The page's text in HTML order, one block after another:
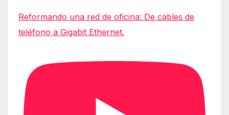
Reformando una red de oficina: De cables de
teléfono a Gigabit Ethernet.